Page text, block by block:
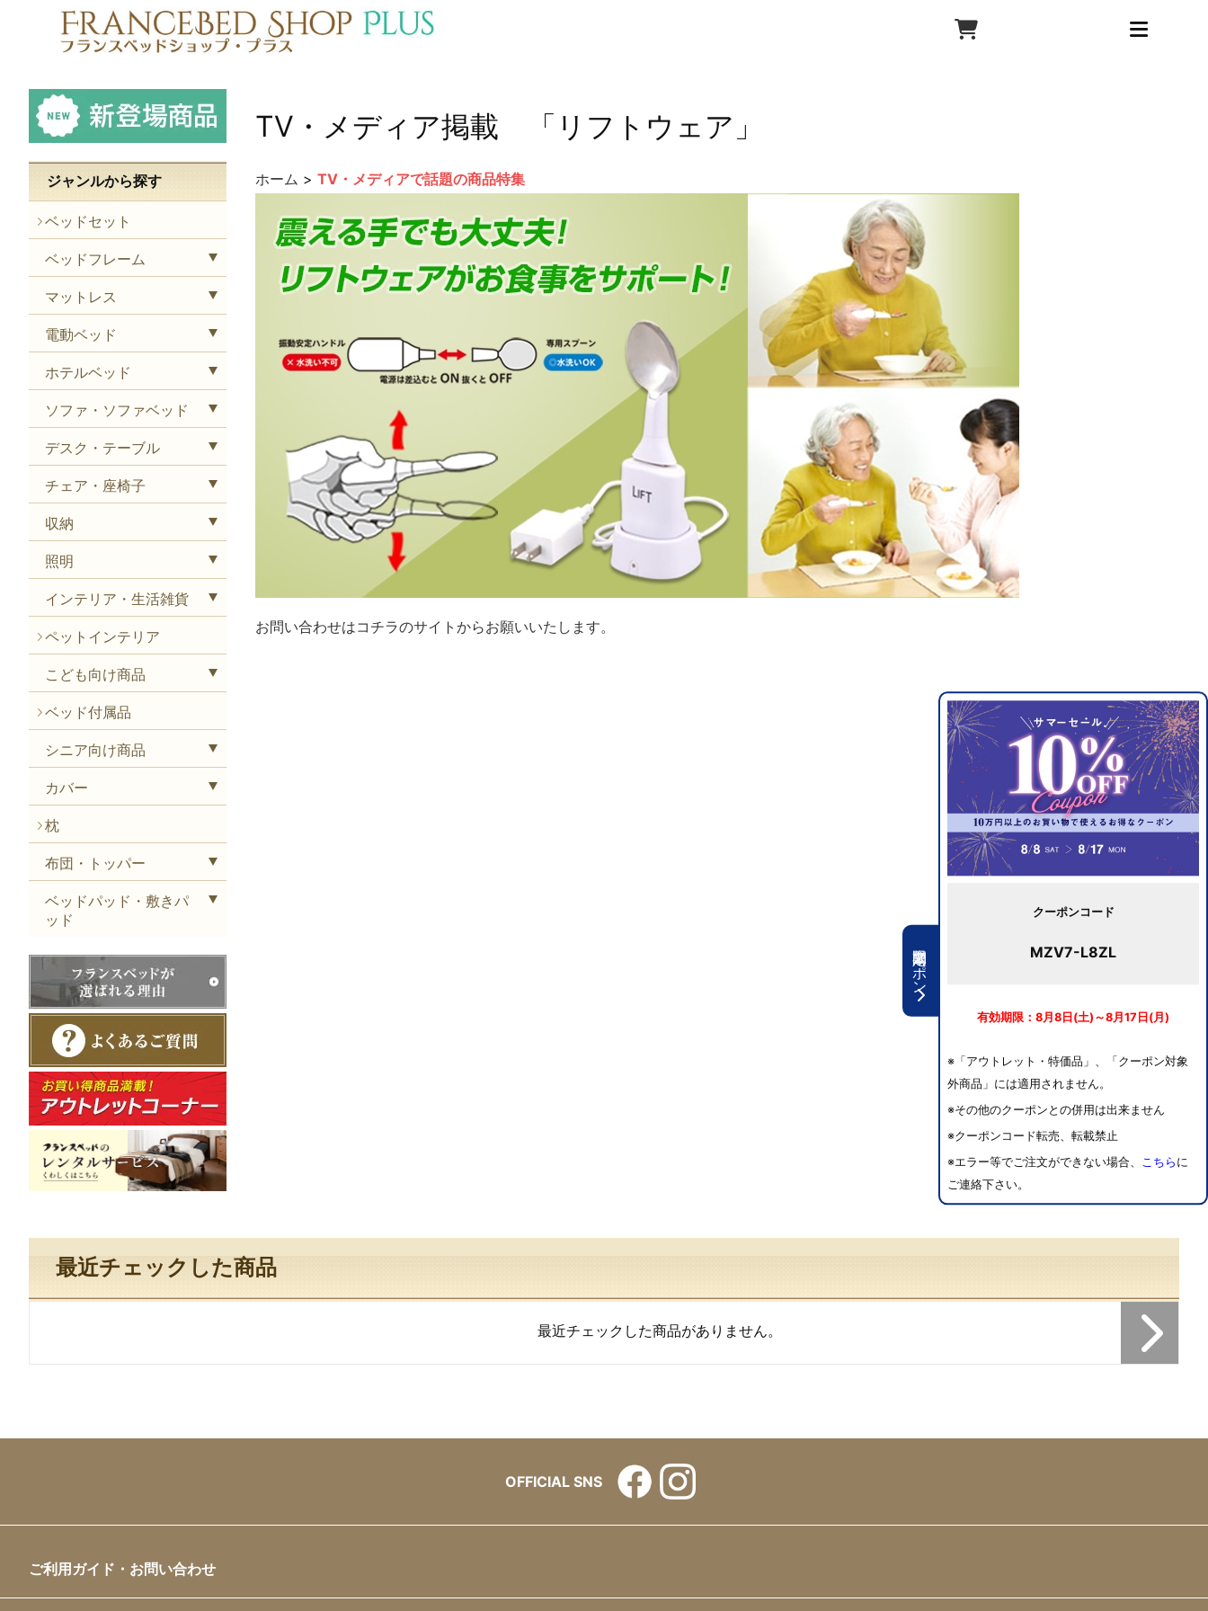
期間限定クーポン
クーポンコード
MZV7-L8ZL
有効期限：8月8日(土)～8月17日(月)
※「アウトレット・特価品」、「クーポン対象
外商品」には適用されません。
※その他のクーポンとの併用は出来ません
※クーポンコード転売、転載禁止
※エラー等でご注文ができない場合、 こちら に
ご連絡下さい。
ジャンルから探す
ベッドセット
ベッドフレーム
マットレス
電動ベッド
ホテルベッド
ソファ・ソファベッド
デスク・テーブル
チェア・座椅子
収納
照明
インテリア・生活雑貨
ペットインテリア
こども向け商品
ベッド付属品
シニア向け商品
カバー
枕
布団・トッパー
ベッドパッド・敷きパ
ッド
TV・メディア掲載 「リフトウェア」
ホーム > TV・メディアで話題の商品特集
お問い合わせはコチラのサイトからお願いいたします。
最近チェックした商品
最近チェックした商品がありません。
OFFICIAL SNS
ご利用ガイド・お問い合わせ